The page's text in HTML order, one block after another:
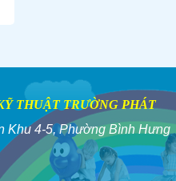
THUẬT TRƯỜNG PHÁT
Khu 4-5, Phường Bình Hưng